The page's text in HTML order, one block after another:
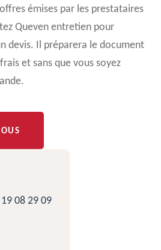
émises par les prestataires
Queven entretien pour
devis. Il préparera le document
et sans que vous soyez
08 29 09